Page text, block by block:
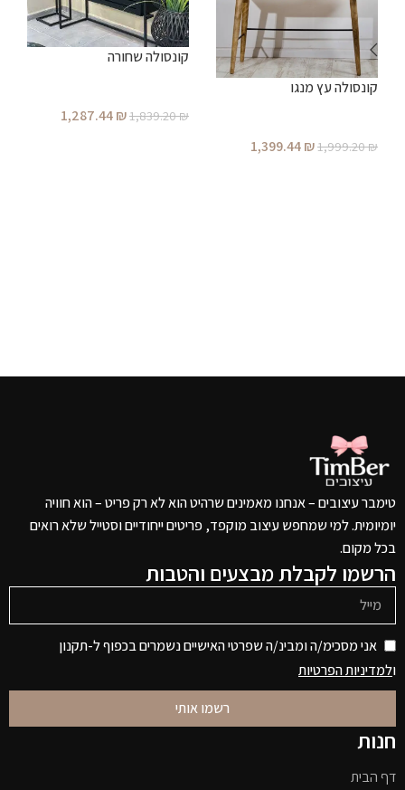
קונסולה עץ מנגו
1,999.20₪
1,399.44₪
קונסולה שחורה
1,839.20₪
1,287.44₪
טימבר עיצובים – אנחנו מאמינים שרהיט הוא לא רק פריט – הוא חוויה
יומיומית. למי שמחפש עיצוב מוקפד, פריטים ייחודיים וסטייל שלא רואים
בכל מקום.
הרשמו לקבלת מבצעים והטבות
אני מסכימ/ה ומבינ/ה שפרטי האישיים נשמרים בכפוף ל-תקנון
ולמדיניות הפרטיות
רשמו אותי
חנות
דף הבית